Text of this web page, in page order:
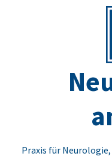
Praxis für